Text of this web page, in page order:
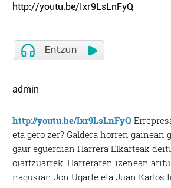
http://youtu.be/Ixr9LsLnFyQ
admin
http://youtu.be/Ixr9LsLnFyQ
eta gero zer? Galdera horren gainean
gaur eguerdian Harrera Elkarteak
oiartzuarrek. Harreraren izenean
nagusian Jon Ugarte eta Juan Karlos